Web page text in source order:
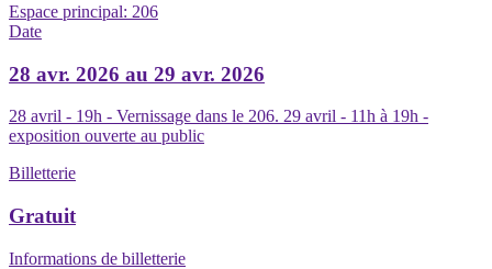
Espace principal: 206
Date
28 avr. 2026 au 29 avr. 2026
28 avril - 19h - Vernissage dans le 206. 29 avril - 11h à 19h -
exposition ouverte au public
Billetterie
Gratuit
Informations de billetterie